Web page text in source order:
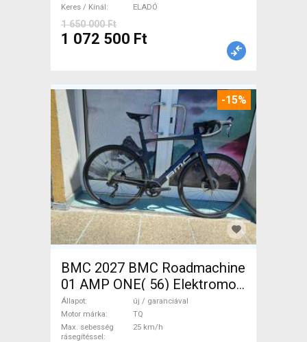
Keres / Kínál
ELADÓ
1 650 000 Ft
1 072 500 Ft
-15%
BMC 2027 BMC Roadmachine
01 AMP ONE( 56) Elektromos
Országúti / Gravel TQ új /
garanciával ELADÓ
Állapot
új / garanciával
Motor márka
TQ
Max. sebesség
rásegítéssel
25 km/h